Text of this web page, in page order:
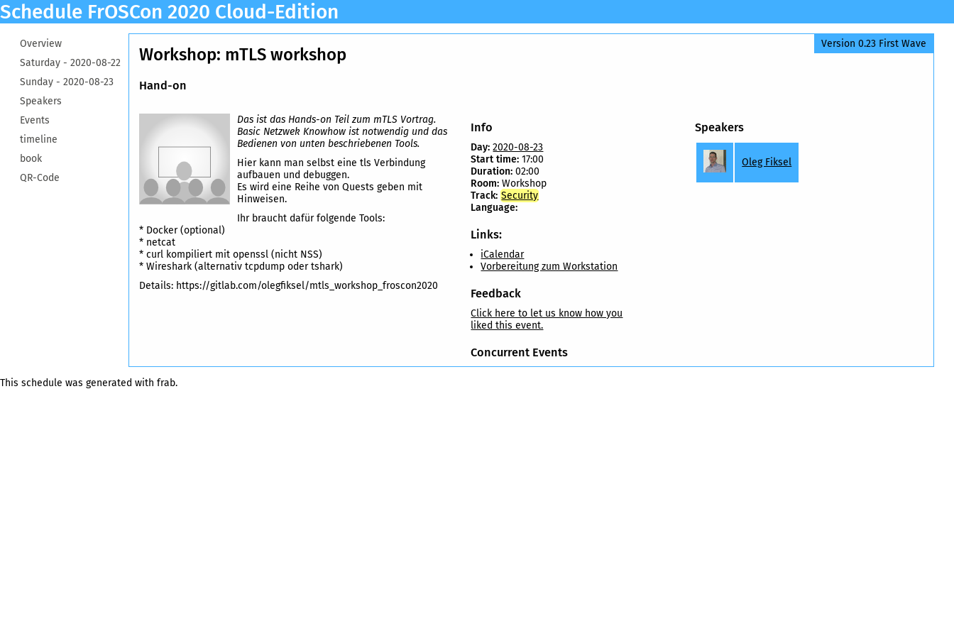
Schedule FrOSCon 2020 Cloud-Edition
Overview
Saturday - 2020-08-22
Sunday - 2020-08-23
Speakers
Events
timeline
book
QR-Code
Version 0.23 First Wave
Workshop: mTLS workshop
Hand-on
Das ist das Hands-on Teil zum mTLS Vortrag.
Basic Netzwek Knowhow ist notwendig und das
Bedienen von unten beschriebenen Tools.
Hier kann man selbst eine tls Verbindung
aufbauen und debuggen.
Es wird eine Reihe von Quests geben mit
Hinweisen.
Ihr braucht dafür folgende Tools:
* Docker (optional)
* netcat
* curl kompiliert mit openssl (nicht NSS)
* Wireshark (alternativ tcpdump oder tshark)
Details: https://gitlab.com/olegfiksel/mtls_workshop_froscon2020
Info
Day: 2020-08-23
Start time: 17:00
Duration: 02:00
Room: Workshop
Track: Security
Language:
Links:
iCalendar
Vorbereitung zum Workstation
Feedback
Click here to let us know how you
liked this event.
Concurrent Events
Speakers
Oleg Fiksel
This schedule was generated with frab.